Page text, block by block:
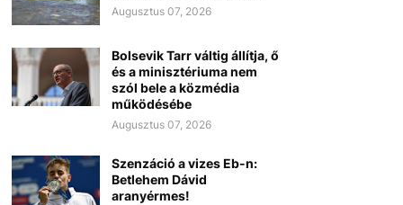
Augusztus 07, 2026
Bolsevik Tarr váltig állítja, ő
és a minisztériuma nem
szól bele a közmédia
működésébe
Augusztus 07, 2026
Szenzáció a vizes Eb-n:
Betlehem Dávid
aranyérmes!